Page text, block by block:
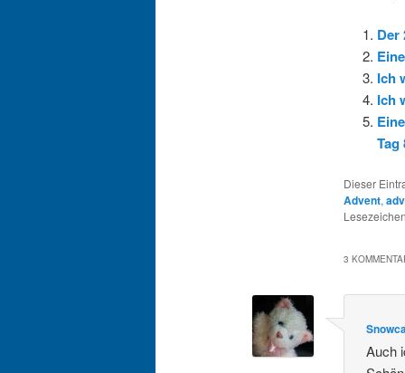
Der
Ich
Ich
Tag
Dieser
Advent,
3
Auch